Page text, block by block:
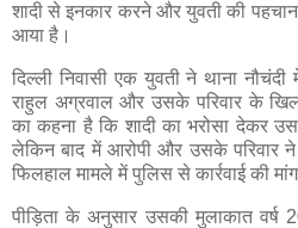
शादी से इनकार करने और युवती की
आया है।
दिल्ली निवासी एक युवती ने थाना
राहुल अग्रवाल और उसके परिवार के
का कहना है कि शादी का भरोसा देकर
लेकिन बाद में आरोपी और उसके परिवार
फिलहाल मामले में पुलिस से कार्रवाई की
पीड़िता के अनुसार उसकी मुलाकात